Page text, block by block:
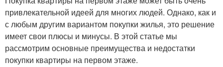
привлекательной идеей для многих людей. Однако, как и
с любым другим вариантом покупки жилья, это решение
имеет свои плюсы и минусы. В этой статье мы
рассмотрим основные преимущества и недостатки
покупки квартиры на первом этаже.